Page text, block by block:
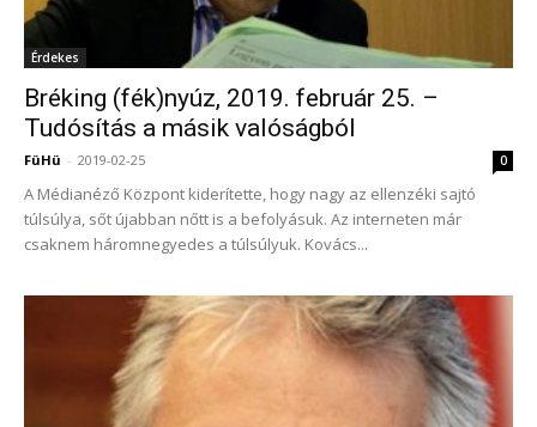
Érdekes
Bréking (fék)nyúz, 2019. február 25. –
Tudósítás a másik valóságból
FüHü - 2019-02-25 0
A Médianéző Központ kiderítette, hogy nagy az ellenzéki sajtó
túlsúlya, sőt újabban nőtt is a befolyásuk. Az interneten már
csaknem háromnegyedes a túlsúlyuk. Kovács...